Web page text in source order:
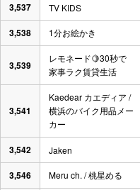
3,537 TV KIDS
3,538 1分お絵かき
3,539
レモネード🍋30秒で
家事ラク賃貸生活
3,541
Kaedear カエディア /
横浜のバイク用品メー
カー
3,542 Jaken
3,546 Meru ch. / 桃星める